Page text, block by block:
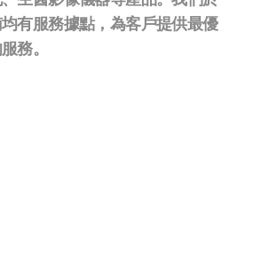
有服務據點，為客戶提供最優
務。